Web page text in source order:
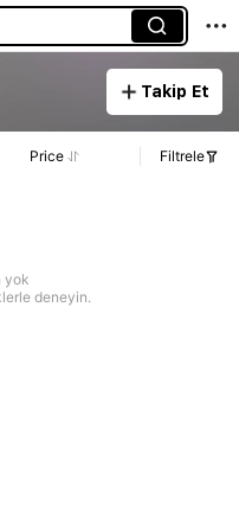
Takip Et
Price Filtrele
yok
deneyin.